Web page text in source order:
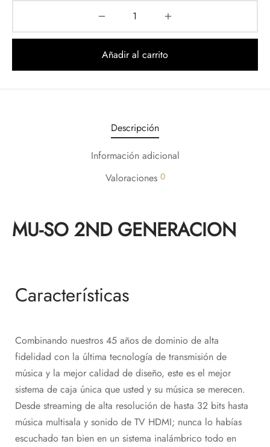
Añadir al carrito
Descripción
Información adicional
Valoraciones 0
MU-SO 2ND GENERACION
Características
Combinando nuestros 45 años de dominio de alta
fidelidad con la última tecnología de transmisión de
música y la mejor calidad de diseño, este es el mejor
sistema de caja única que usted y su música se merecen.
Desde streaming de alta resolución de hasta 32 bits hasta
música multisala y sonido de TV HDMI; nunca lo habías
escuchado tan bien en un sistema inalámbrico todo en